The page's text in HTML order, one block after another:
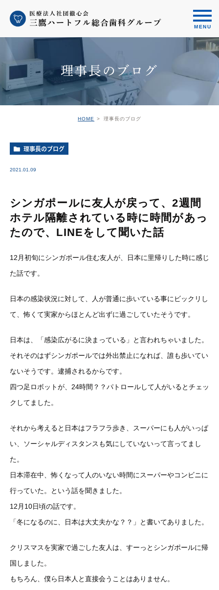
理事長のブログ
HOME 理事長のブログ
理事長のブログ
2021.01.09
シンガポールに友人が戻って、2週間
ホテル隔離されている時に時間があっ
たので、LINEをして聞いた話
12月初旬にシンガポール住む友人が、日本に里帰りした時に感じ
た話です。
日本の感染状況に対して、人が普通に歩いている事にビックリし
て、怖くて実家からほとんど出ずに過ごしていたそうです。
日本は、「感染広がるに決まっている」と言われちゃいました。
それそのはずシンガポールでは外出禁止になれば、誰も歩いてい
ないそうです。逮捕されるからです。
四つ足ロボットが、24時間？？パトロールして人がいるとチェッ
クしてました。
それから考えると日本はフラフラ歩き、スーパーにも人がいっぱ
い、ソーシャルディスタンスも気にしていないって言ってまし
た。
日本滞在中、怖くなって人のいない時間にスーパーやコンビニに
行っていた。という話を聞きました。
12月10日頃の話です。
「冬になるのに、日本は大丈夫かな？？」と書いてありました。
クリスマスを実家で過ごした友人は、すーっとシンガポールに帰
国しました。
もちろん、僕ら日本人と直接会うことはありません。